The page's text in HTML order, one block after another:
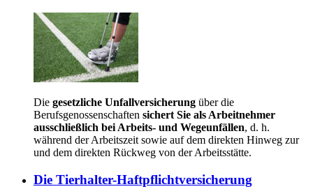
Die gesetzliche Unfallversicherung über die
Berufsgenossenschaften sichert Sie als Arbeitnehmer
ausschließlich bei Arbeits- und Wege­unfällen, d. h.
während der Arbeits­zeit sowie auf dem direkten Hinweg zur
und dem direkten Rückweg von der Arbeitsstätte.
Die Tierhalter-Haftpflichtversicherung